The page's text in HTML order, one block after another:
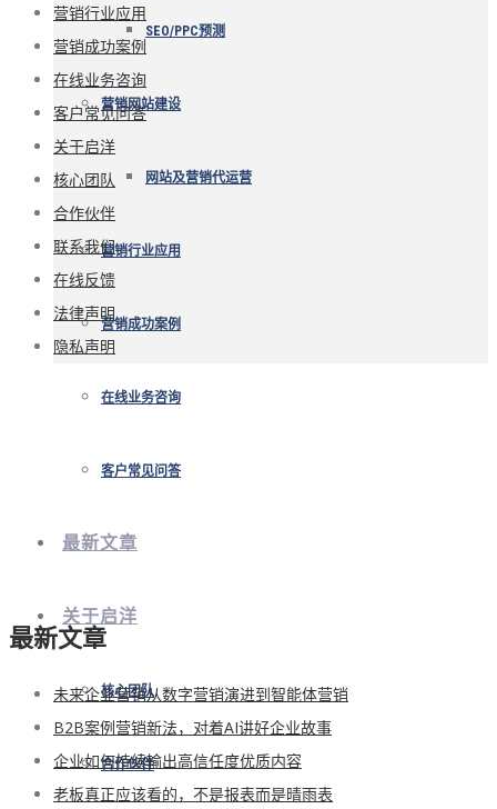
SEO/PPC预测
营销网站建设
网站及营销代运营
营销行业应用
营销成功案例
在线业务咨询
客户常见问答
最新文章
关于启洋
核心团队
合作伙伴
营销行业应用
营销成功案例
在线业务咨询
客户常见问答
关于启洋
核心团队
合作伙伴
联系我们
在线反馈
法律声明
隐私声明
最新文章
未来企业营销从数字营销演进到智能体营销
B2B案例营销新法，对着AI讲好企业故事
企业如何持续输出高信任度优质内容
老板真正应该看的，不是报表而是晴雨表